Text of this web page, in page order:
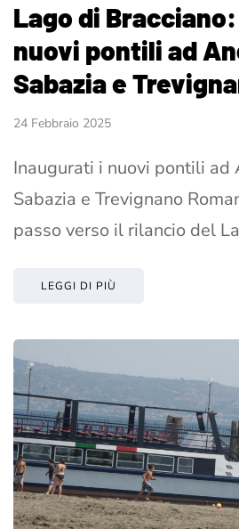
Lago di
nuovi pontili ad
Sabazia e
24 Febbraio 2025
Inaugurati i nuovi pontili ad
Sabazia e Trevignano
passo verso il rilancio del
LEGGI DI PIÙ